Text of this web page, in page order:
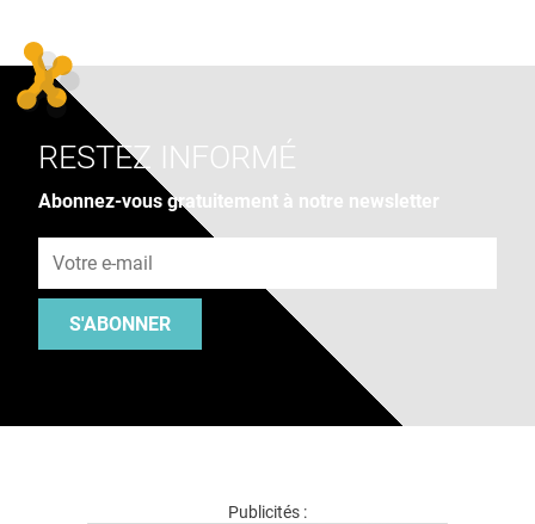
RESTEZ INFORMÉ
Abonnez-vous gratuitement à notre newsletter
S'ABONNER
Publicités :